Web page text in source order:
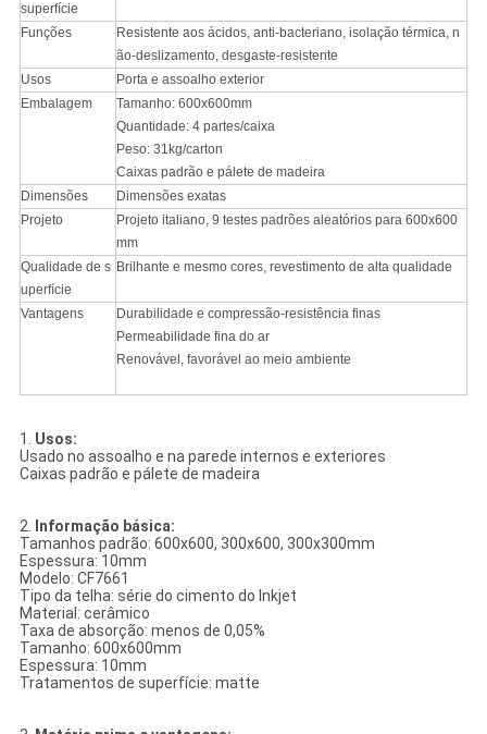
superfície
Funções
Resistente aos ácidos, anti-bacteriano, isolação térmica, n
ão-deslizamento, desgaste-resistente
Usos
Porta e assoalho exterior
Embalagem
Tamanho: 600x600mm
Quantidade: 4 partes/caixa
Peso: 31kg/carton
Caixas padrão e pálete de madeira
Dimensões
Dimensões exatas
Projeto
Projeto italiano, 9 testes padrões aleatórios para 600x600
mm
Qualidade de s
uperfície
Brilhante e mesmo cores, revestimento de alta qualidade
Vantagens
Durabilidade e compressão-resistência finas
Permeabilidade fina do ar
Renovável, favorável ao meio ambiente
1. Usos:
Usado no assoalho e na parede internos e exteriores
Caixas padrão e pálete de madeira
2. Informação básica:
Tamanhos padrão: 600x600, 300x600, 300x300mm
Espessura: 10mm
Modelo: CF7661
Tipo da telha: série do cimento do Inkjet
Material: cerâmico
Taxa de absorção: menos de 0,05%
Tamanho: 600x600mm
Espessura: 10mm
Tratamentos de superfície: matte